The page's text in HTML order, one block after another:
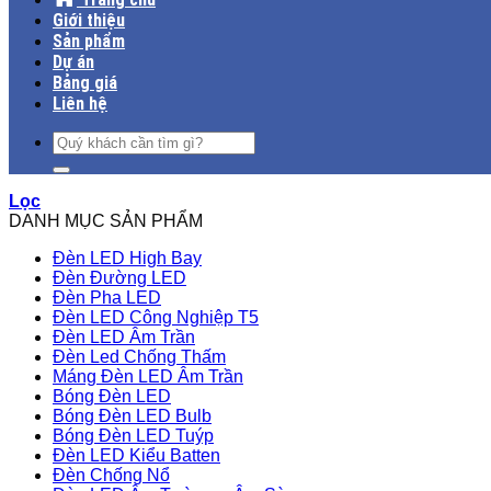
Giới thiệu
Sản phẩm
Dự án
Bảng giá
Liên hệ
Tìm
kiếm:
Lọc
DANH MỤC SẢN PHẨM
Đèn LED High Bay
Đèn Đường LED
Đèn Pha LED
Đèn LED Công Nghiệp T5
Đèn LED Âm Trần
Đèn Led Chống Thấm
Máng Đèn LED Âm Trần
Bóng Đèn LED
Bóng Đèn LED Bulb
Bóng Đèn LED Tuýp
Đèn LED Kiểu Batten
Đèn Chống Nổ